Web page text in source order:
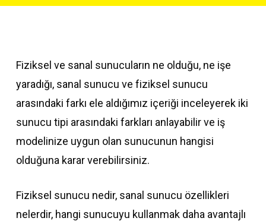
Fiziksel ve sanal sunucuların ne olduğu, ne işe
yaradığı, sanal sunucu ve fiziksel sunucu
arasındaki farkı ele aldığımız içeriği inceleyerek iki
sunucu tipi arasındaki farkları anlayabilir ve iş
modelinize uygun olan sunucunun hangisi
olduğuna karar verebilirsiniz.
Fiziksel sunucu nedir, sanal sunucu özellikleri
nelerdir, hangi sunucuyu kullanmak daha avantajlı